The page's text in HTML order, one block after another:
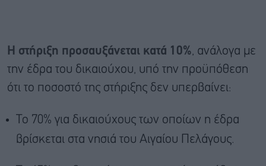
Η στήριξη προσαυξάνεται κατά 10%, ανάλογα με
την έδρα του δικαιούχου, υπό την προϋπόθεση
ότι το ποσοστό της στήριξης δεν υπερβαίνει:
Το 70% για δικαιούχους των οποίων η έδρα
βρίσκεται στα νησιά του Αιγαίου Πελάγους.